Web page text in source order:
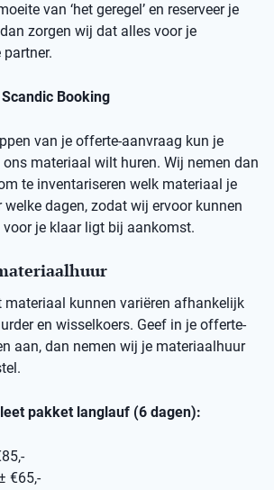
van ‘het geregel’ en reserveer je
zorgen wij dat alles voor je
Booking
van je offerte-aanvraag kun je
materiaal wilt huren. Wij nemen dan
te inventariseren welk materiaal je
dagen, zodat wij ervoor kunnen
je klaar ligt bij aankomst.
materiaal kunnen variëren afhankelijk
en wisselkoers. Geef in je offerte-
aan, dan nemen wij je materiaalhuur
pakket langlauf (6 dagen):
€65,-